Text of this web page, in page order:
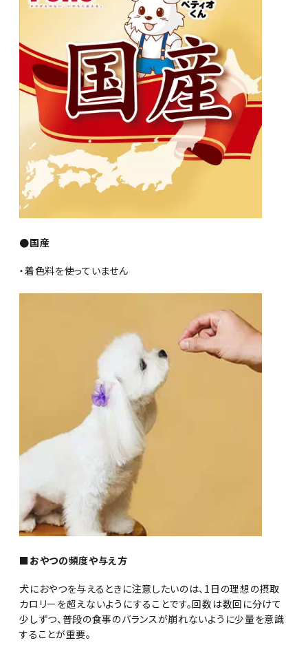
●国産
・着色料を使っていません
■おやつの頻度や与え方
犬におやつを与えるときに注意したいのは、1日の理想の摂取
カロリーを超えないようにすることです。回数は数回に分けて
少しずつ、普段の食事のバランスが崩れないように少量を意識
することが重要。